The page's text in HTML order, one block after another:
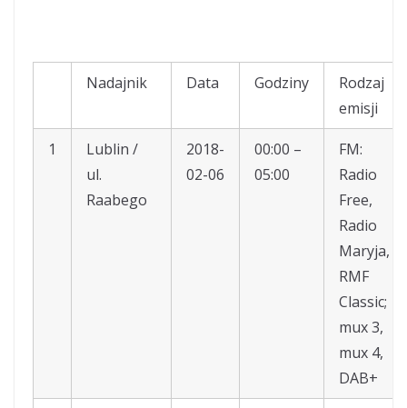
Nadajnik Data Godziny
Rodzaj
emisji
1
Lublin /
ul.
Raabego
2018-
02-06
00:00 –
05:00
FM:
Radio
Free,
Radio
Maryja,
RMF
Classic;
mux 3,
mux 4,
DAB+